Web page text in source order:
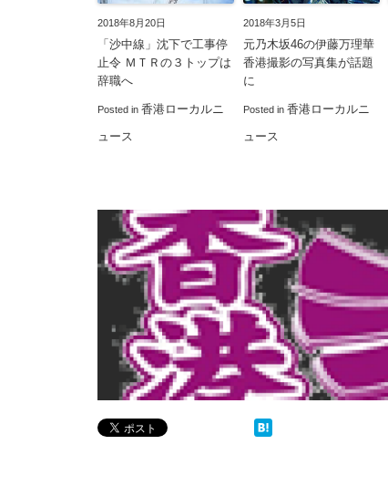
2018年8月20日
「沙中線」沈下で工事停
止令 ＭＴＲの３トップは
辞職へ
Posted in 香港ローカルニ
ュース
2018年3月5日
元乃木坂46の伊藤万理華
香港撮影の写真集が話題
に
Posted in 香港ローカルニ
ュース